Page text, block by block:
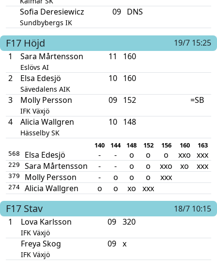
Sofia Deresiewicz
Sundbybergs IK
09 DNS
F17 Höjd
19/7 15:25
1
Sara Mårtensson
Eslövs AI
11 160
2 Elsa Edesjö
Sävedalens AIK
10 160
3 Molly Persson
IFK Växjö
09 152 =SB
4 Alicia Wallgren
Hässelby SK
10 148
140 144 148 152 156 160 163
568 Elsa Edesjö - - o o o xxo xxx
229 Sara Mårtensson - - o o xxo xo xxx
379 Molly Persson - o o o xxx
274 Alicia Wallgren o o xo xxx
F17 Stav
18/7 10:15
1
Lova Karlsson
IFK Växjö
09 320
Freya Skog
IFK Växjö
09 x